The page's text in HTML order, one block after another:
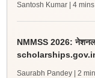
Santosh Kumar | 4
NMMSS 2026: नेशनल
Saurabh Pandey | 2